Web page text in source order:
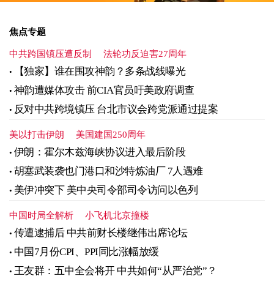
焦点专题
中共跨国镇压遭反制 法轮功反迫害27周年
【独家】谁在围攻神韵？多条战线曝光
神韵遭媒体攻击 前CIA官员吁美政府调查
反对中共跨境镇压 台北市议会跨党派通过提案
美以打击伊朗 美国建国250周年
伊朗：霍尔木兹海峡协议进入最后阶段
胡塞武装袭也门港口和沙特炼油厂 7人遇难
美伊冲突下 美中央司令部司令访问以色列
中国时局全解析 小飞机北京撞楼
传遭逮捕后 中共前财长楼继伟出席论坛
中国7月份CPI、PPI同比涨幅放缓
王友群：五中全会将开 中共如何“从严治党”？